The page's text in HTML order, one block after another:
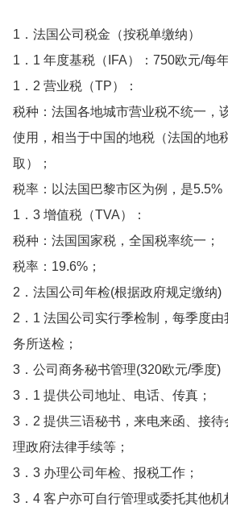
1．法国公司税金（按税单缴纳）
1．1 年度基税（IFA）：750欧元/每
1．2 营业税（TP）：
税种：法国各地城市营业税不统一，
使用，相当于中国的地税（法国的地
取）；
税率：以法国巴黎市区为例，是5.5%
1．3 增值税（TVA）：
税种：法国国家税，全国税率统一；
税率：19.6%；
2．法国公司年检(根据政府规定缴纳)
2．1 法国公司实行季检制，每季度
务所送检；
3．公司商务秘书管理(320欧元/季度)
3．1 提供公司地址、电话、传真；
3．2 提供三语秘书，来电来函、接
理政府法律手续等；
3．3 办理公司年检、报税工作；
3．4 客户亦可自行管理或委托其他机